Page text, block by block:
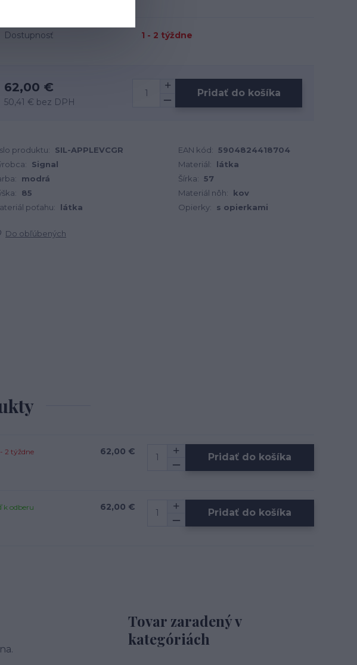
Dostupnosť 1 - 2 týždne
62,00 €
50,41 € bez DPH
Pridať do košíka
produktu: SIL-APPLEVCGR EAN kód: 5904824418704
Signal Materiál:
látka
modrá Šírka: 57
85 Materiál nôh:
kov
poťahu:
látka Opierky: s opierkami
Do obľúbených
62,00 €
- 2 týždne Pridať do košíka
62,00 €
k odberu Pridať do košíka
Tovar zaradený v
kategóriách